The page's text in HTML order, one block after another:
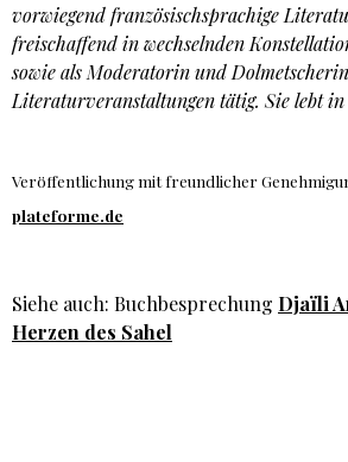
vorwiegend französischsprachige
freischaffend in wechselnden
sowie als Moderatorin und
Literaturveranstaltungen tätig. Sie lebt in
Veröffentlichung mit freundlicher
plateforme.de
Siehe auch: Buchbesprechung Djaïli
Herzen des Sahel